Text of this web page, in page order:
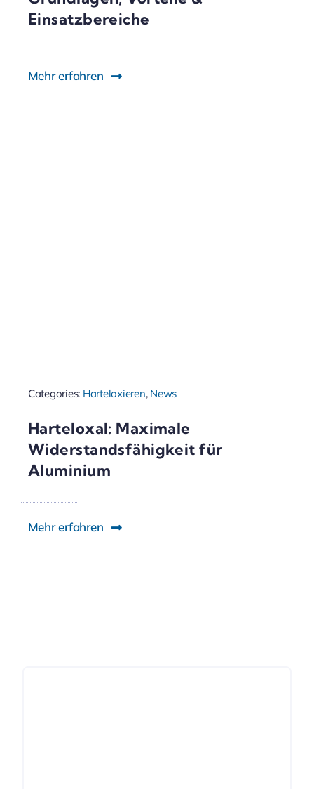
Einsatzbereiche
Mehr erfahren
Categories: Harteloxieren, News
Harteloxal: Maximale
Widerstandsfähigkeit für
Aluminium
Mehr erfahren